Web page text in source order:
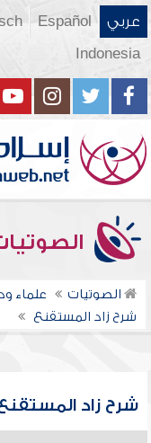
عربي Español
Indonesia
الصوتيات علماء
شرح زاد المستقنع
شرح زاد المستقنع